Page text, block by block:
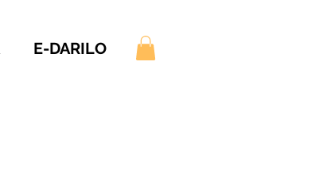
E-DARILO